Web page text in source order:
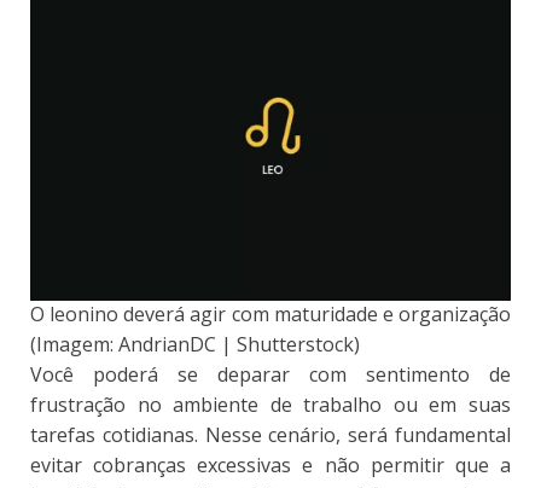
O leonino deverá agir com maturidade e organização
(Imagem: AndrianDC | Shutterstock)
Você poderá se deparar com sentimento de
frustração no ambiente de trabalho ou em suas
tarefas cotidianas. Nesse cenário, será fundamental
evitar cobranças excessivas e não permitir que a